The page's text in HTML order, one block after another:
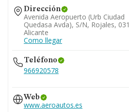
Dirección
Avenida Aeropuerto (urb Ciudad
Quedasa Avda), S/n, Rojales,
Alicante
Como llegar
Teléfono
966920578
966920578
965683003
966719110
Web
www.aeroautos.es